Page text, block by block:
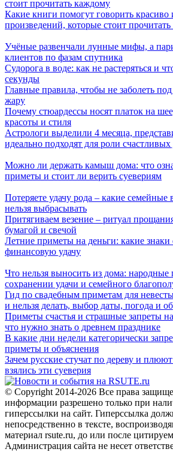
стоит прочитать каждому
Какие книги помогут говорить
произведений, которые стоит
Учёные развенчали лунные мифы, а
клиентов по фазам спутника
Судорога в воде: как не растеряться и
секунды
Главные правила, чтобы не заболеть
жару
Почему стюардессы носят платок на
красоты и стиля
Астрологи выделили 4 месяца,
идеально подходят для роли
Можно ли держать камыш дома: что
приметы и стоит ли верить суевериям
Потеряете удачу рода – какие семейные
нельзя выбрасывать
Притягиваем везение – ритуал
бумагой и свечой
Летние приметы на деньги: какие знаки
финансовую удачу
Что нельзя выносить из дома:
сохранении удачи и семейного
Гид по свадебным приметам для
и нельзя делать, выбор даты, погода и
Приметы счастья и страшные запреты
что нужно знать о древнем празднике
В какие дни недели категорически
приметы и объяснения
Зачем русские стучат по дереву и плюют
взялись эти суеверия
© Copyright 2014-2026 Все права
информации разрешено только при
гиперссылки на сайт. Гиперссылка
непосредственно в тексте,
материал rsute.ru, до или после
Администрация сайта не несет